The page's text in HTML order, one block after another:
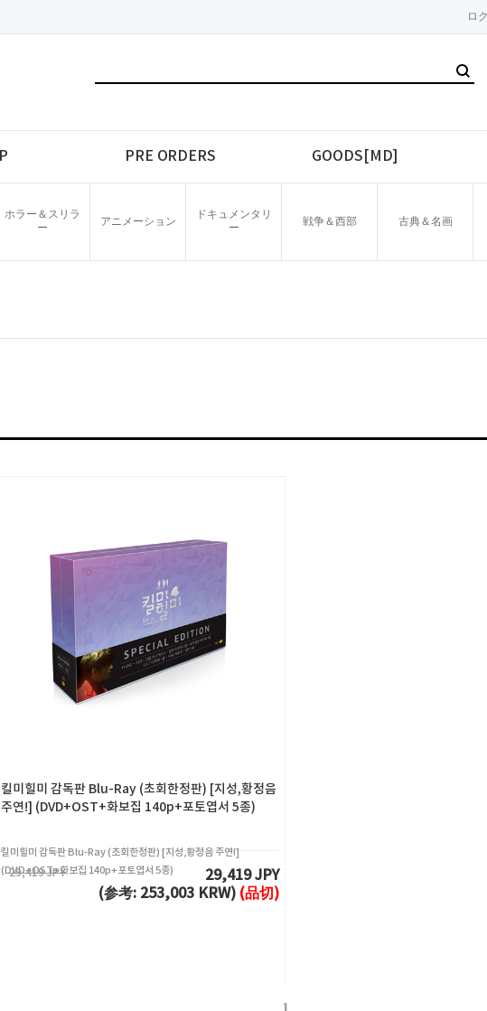
ロ
PRE ORDERS GOODS[MD]
ホラー＆スリラ
ー
アニメーション
ドキュメンタリ
ー
戦争＆西部 古典＆名画
킬미힐미 감독판 Blu-Ray (초회한정판) [지성,황정음
주연!] (DVD+OST+화보집 140p+포토엽서 5종)
킬미힐미 감독판 Blu-Ray (초회한정판) [지성,황정음 주연!]
(DVD+OST+화보집 140p+포토엽서 5종)
29,419 JPY
29,419 JPY
(参考: 253,003 KRW) (品切)
1